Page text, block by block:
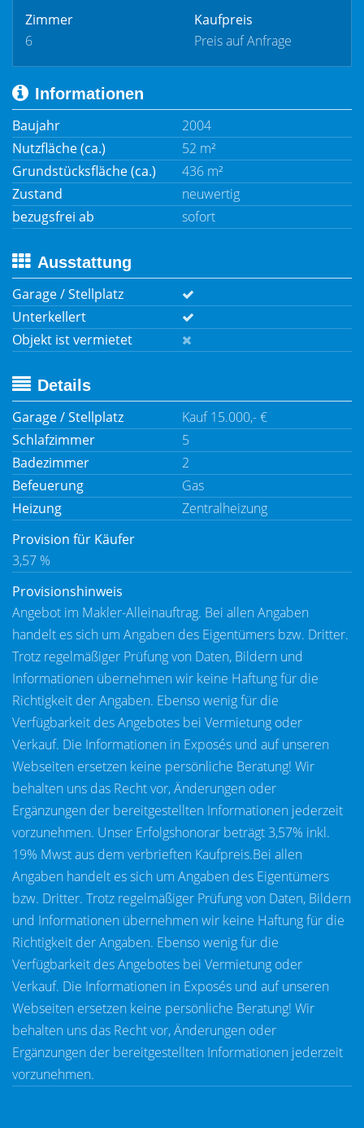
Zimmer
6
Kaufpreis
Preis auf Anfrage
Informationen
Baujahr
2004
Nutzfläche (ca.)
52 m²
Grundstücksfläche (ca.)
436 m²
Zustand
neuwertig
bezugsfrei ab
sofort
Ausstattung
Garage / Stellplatz
Unterkellert
Objekt ist vermietet
Details
Garage / Stellplatz
Kauf 15.000,- €
Schlafzimmer
5
Badezimmer
2
Befeuerung
Gas
Heizung
Zentralheizung
Provision für Käufer
3,57 %
Provisionshinweis
Angebot im Makler-Alleinauftrag. Bei allen Angaben
handelt es sich um Angaben des Eigentümers bzw. Dritter.
Trotz regelmäßiger Prüfung von Daten, Bildern und
Informationen übernehmen wir keine Haftung für die
Richtigkeit der Angaben. Ebenso wenig für die
Verfügbarkeit des Angebotes bei Vermietung oder
Verkauf. Die Informationen in Exposés und auf unseren
Webseiten ersetzen keine persönliche Beratung! Wir
behalten uns das Recht vor, Änderungen oder
Ergänzungen der bereitgestellten Informationen jederzeit
vorzunehmen. Unser Erfolgshonorar beträgt 3,57% inkl.
19% Mwst aus dem verbrieften Kaufpreis.Bei allen
Angaben handelt es sich um Angaben des Eigentümers
bzw. Dritter. Trotz regelmäßiger Prüfung von Daten, Bildern
und Informationen übernehmen wir keine Haftung für die
Richtigkeit der Angaben. Ebenso wenig für die
Verfügbarkeit des Angebotes bei Vermietung oder
Verkauf. Die Informationen in Exposés und auf unseren
Webseiten ersetzen keine persönliche Beratung! Wir
behalten uns das Recht vor, Änderungen oder
Ergänzungen der bereitgestellten Informationen jederzeit
vorzunehmen.